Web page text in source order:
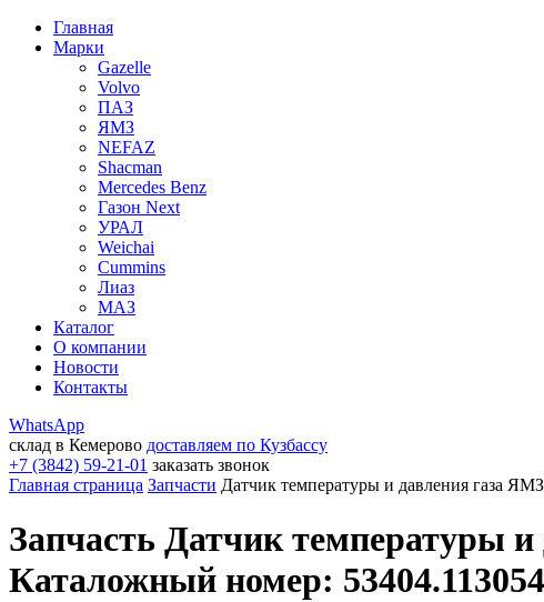
Главная
Марки
Gazelle
Volvo
ПАЗ
ЯМЗ
NEFAZ
Shacman
Mercedes Benz
Газон Next
УРАЛ
Weichai
Cummins
Лиаз
МАЗ
Каталог
О компании
Новости
Контакты
WhatsApp
склад в Кемерово доставляем по Кузбассу
+7 (3842) 59-21-01 заказать звонок
Главная страница Запчасти Датчик температуры и давления газа
Запчасть Датчик температуры и
Каталожный номер: